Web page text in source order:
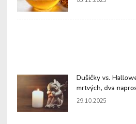
Dušičky vs.
mrtvých, dva
29.10.2025